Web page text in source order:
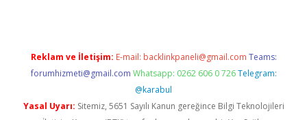
Reklam ve İletişim: E-mail: backlinkpaneli@gmail.com Teams:
forumhizmeti@gmail.com Whatsapp: 0262 606 0 726 Telegram:
@karabul
Yasal Uyarı: Sitemiz, 5651 Sayılı Kanun gereğince Bilgi Teknolojileri